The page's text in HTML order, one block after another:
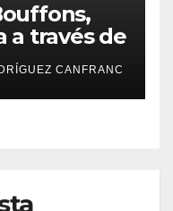
a través de
CANFRANC